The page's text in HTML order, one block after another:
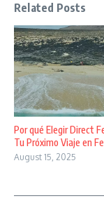
Related Posts
Por qué Elegir Direct
Tu Próximo Viaje en
August 15, 2025